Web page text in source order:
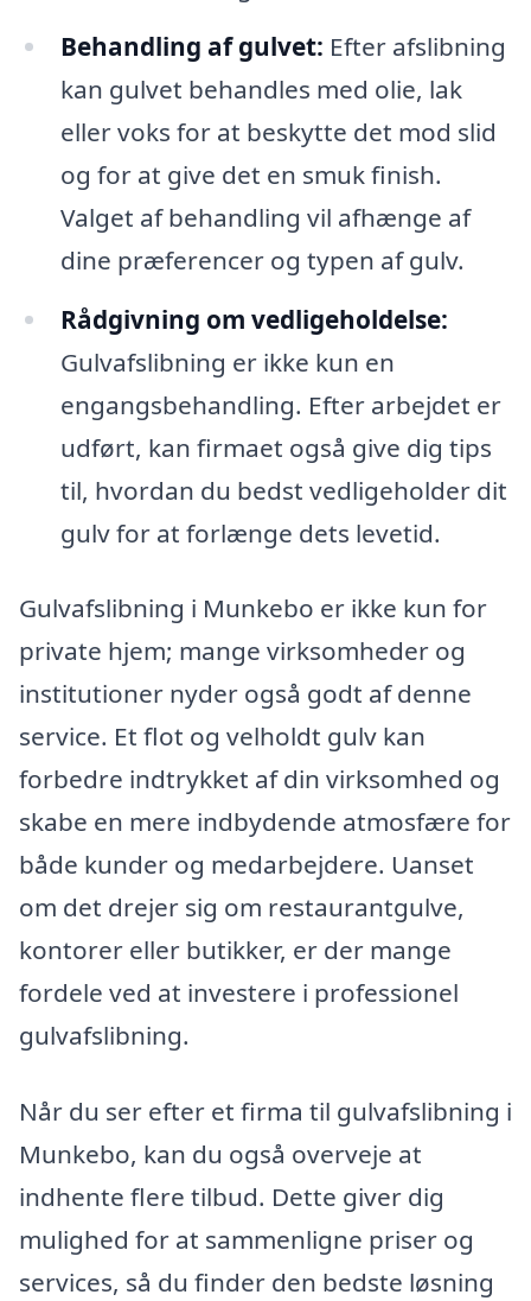
Behandling af gulvet: Efter afslibning
kan gulvet behandles med olie, lak
eller voks for at beskytte det mod slid
og for at give det en smuk finish.
Valget af behandling vil afhænge af
dine præferencer og typen af gulv.
Rådgivning om vedligeholdelse:
Gulvafslibning er ikke kun en
engangsbehandling. Efter arbejdet er
udført, kan firmaet også give dig tips
til, hvordan du bedst vedligeholder dit
gulv for at forlænge dets levetid.
Gulvafslibning i Munkebo er ikke kun for
private hjem; mange virksomheder og
institutioner nyder også godt af denne
service. Et flot og velholdt gulv kan
forbedre indtrykket af din virksomhed og
skabe en mere indbydende atmosfære for
både kunder og medarbejdere. Uanset
om det drejer sig om restaurantgulve,
kontorer eller butikker, er der mange
fordele ved at investere i professionel
gulvafslibning.
Når du ser efter et firma til gulvafslibning i
Munkebo, kan du også overveje at
indhente flere tilbud. Dette giver dig
mulighed for at sammenligne priser og
services, så du finder den bedste løsning